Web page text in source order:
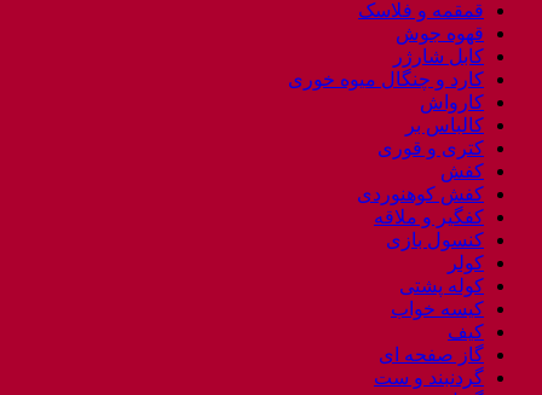
قمقمه و فلاسک
قهوه جوش
کابل شارژر
کارد و چنگال میوه خوری
کارواش
کالباس بر
کتری و قوری
کفش
کفش کوهنوردی
کفگیر و ملاقه
کنسول بازی
کولر
کوله پشتی
کیسه خواب
کیف
گاز صفحه ای
گردنبند و ست